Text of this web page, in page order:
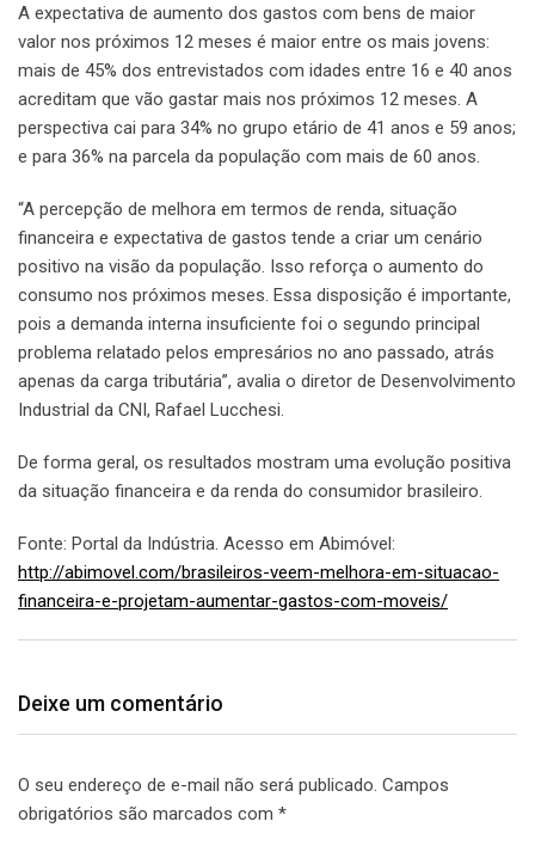
A expectativa de aumento dos gastos com bens de maior
valor nos próximos 12 meses é maior entre os mais jovens:
mais de 45% dos entrevistados com idades entre 16 e 40 anos
acreditam que vão gastar mais nos próximos 12 meses. A
perspectiva cai para 34% no grupo etário de 41 anos e 59 anos;
e para 36% na parcela da população com mais de 60 anos.
“A percepção de melhora em termos de renda, situação
financeira e expectativa de gastos tende a criar um cenário
positivo na visão da população. Isso reforça o aumento do
consumo nos próximos meses. Essa disposição é importante,
pois a demanda interna insuficiente foi o segundo principal
problema relatado pelos empresários no ano passado, atrás
apenas da carga tributária”, avalia o diretor de Desenvolvimento
Industrial da CNI, Rafael Lucchesi.
De forma geral, os resultados mostram uma evolução positiva
da situação financeira e da renda do consumidor brasileiro.
Fonte: Portal da Indústria. Acesso em Abimóvel:
http://abimovel.com/brasileiros-veem-melhora-em-situacao-
financeira-e-projetam-aumentar-gastos-com-moveis/
Deixe um comentário
O seu endereço de e-mail não será publicado. Campos
obrigatórios são marcados com *